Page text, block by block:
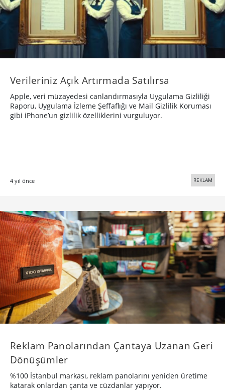
Verileriniz Açık Artırmada Satılırsa
Apple, veri müzayedesi canlandırmasıyla Uygulama Gizliliği
Raporu, Uygulama İzleme Şeffaflığı ve Mail Gizlilik Koruması
gibi iPhone’un gizlilik özelliklerini vurguluyor.
4 yıl önce REKLAM
Reklam Panolarından Çantaya Uzanan Geri
Dönüşümler
%100 İstanbul markası, reklam panolarını yeniden üretime
katarak onlardan çanta ve cüzdanlar yapıyor.